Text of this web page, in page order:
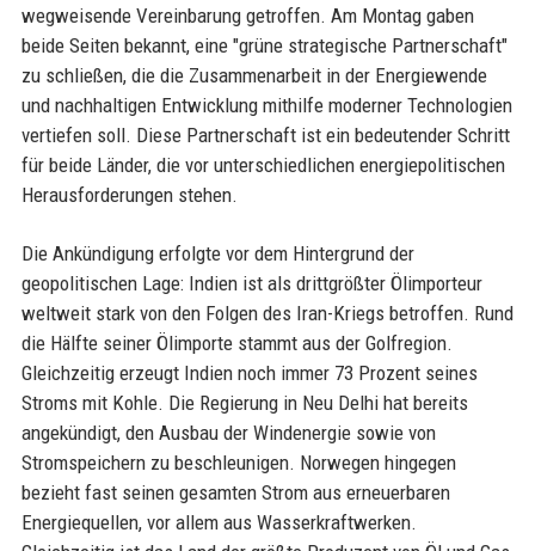
wegweisende Vereinbarung getroffen. Am Montag gaben
beide Seiten bekannt, eine "grüne strategische Partnerschaft"
zu schließen, die die Zusammenarbeit in der Energiewende
und nachhaltigen Entwicklung mithilfe moderner Technologien
vertiefen soll. Diese Partnerschaft ist ein bedeutender Schritt
für beide Länder, die vor unterschiedlichen energiepolitischen
Herausforderungen stehen.
Die Ankündigung erfolgte vor dem Hintergrund der
geopolitischen Lage: Indien ist als drittgrößter Ölimporteur
weltweit stark von den Folgen des Iran-Kriegs betroffen. Rund
die Hälfte seiner Ölimporte stammt aus der Golfregion.
Gleichzeitig erzeugt Indien noch immer 73 Prozent seines
Stroms mit Kohle. Die Regierung in Neu Delhi hat bereits
angekündigt, den Ausbau der Windenergie sowie von
Stromspeichern zu beschleunigen. Norwegen hingegen
bezieht fast seinen gesamten Strom aus erneuerbaren
Energiequellen, vor allem aus Wasserkraftwerken.